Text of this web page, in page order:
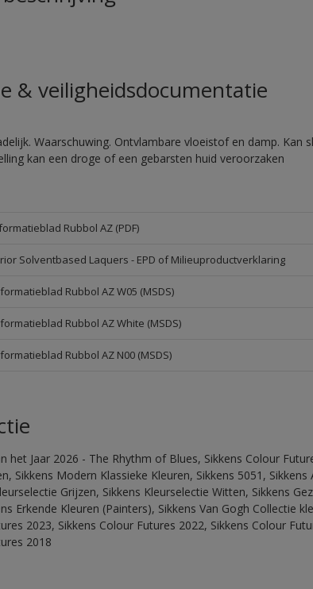
& veiligheidsdocumentatie
Waarschuwing. Ontvlambare vloeistof en damp. Kan
kan een droge of een gebarsten huid veroorzaken
Rubbol AZ (PDF)
Solventbased Laquers - EPD of Milieuproductverklaring
Rubbol AZ W05 (MSDS)
Rubbol AZ White (MSDS)
Rubbol AZ N00 (MSDS)
het Jaar 2026 - The Rhythm of Blues, Sikkens Colour
Sikkens Modern Klassieke Kleuren, Sikkens 5051, Sikkens
Grijzen, Sikkens Kleurselectie Witten, Sikkens
Erkende Kleuren (Painters), Sikkens Van Gogh Collectie
2023, Sikkens Colour Futures 2022, Sikkens Colour
2018